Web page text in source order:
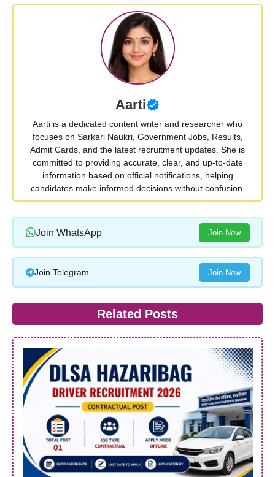
Aarti
Aarti is a dedicated content writer and researcher who
focuses on Sarkari Naukri, Government Jobs, Results,
Admit Cards, and the latest recruitment updates. She is
committed to providing accurate, clear, and up-to-date
information based on official notifications, helping
candidates make informed decisions without confusion.
Join WhatsApp Join Now
Join Telegram Join Now
Related Posts